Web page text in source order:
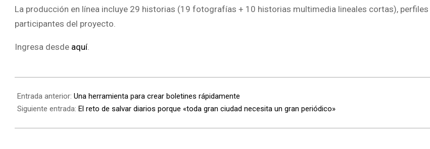
La producción en línea incluye 29 historias (19 fotografías + 10 historias multimedia lineales cortas), perfiles
participantes del proyecto.
Ingresa desde aquí.
Entrada anterior: Una herramienta para crear boletines rápidamente
Siguiente entrada: El reto de salvar diarios porque «toda gran ciudad necesita un gran periódico»